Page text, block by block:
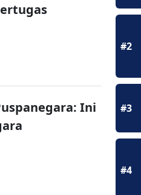
Ini
#2
#3
#4